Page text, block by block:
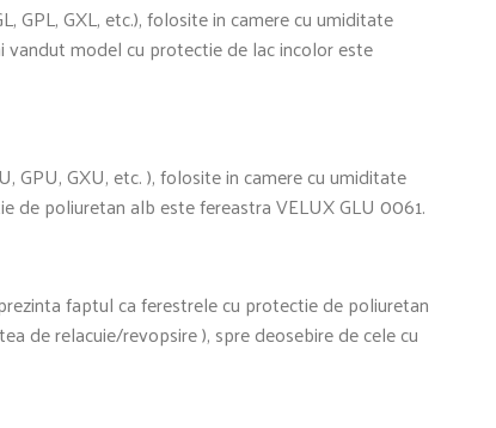
GPL, GXL, etc.), folosite in camere cu umiditate
vandut model cu protectie de lac incolor este
GPU, GXU, etc. ), folosite in camere cu umiditate
de poliuretan alb este fereastra VELUX GLU 0061.
faptul ca ferestrele cu protectie de poliuretan
de relacuie/revopsire ), spre deosebire de cele cu